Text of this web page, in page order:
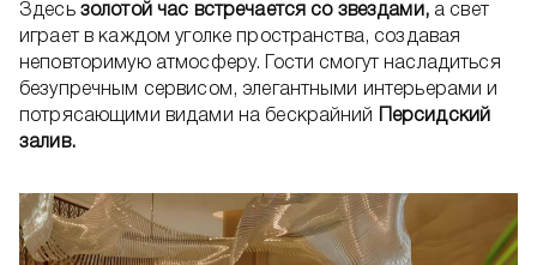
Здесь золотой час встречается со звездами,а свет
играет в каждом уголке пространства, создавая
неповторимую атмосферу. Гости смогут насладиться
безупречным сервисом, элегантными интерьерами и
потрясающими видами на бескрайний
Персидский
залив.